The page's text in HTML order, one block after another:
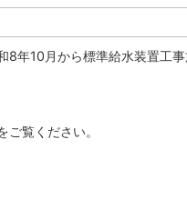
8年10月から標準給水装置工
覧ください。